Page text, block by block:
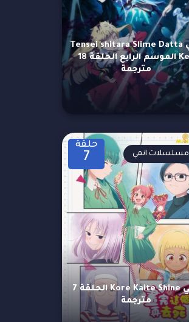
انمي Tensei shitara Slime Datta
Ken الموسم الرابع الحلقة 18
مترجمة
حلقة
7
انمي Kore Kaite Shine الحلقة 7
مترجمة
مسلسلات انمي